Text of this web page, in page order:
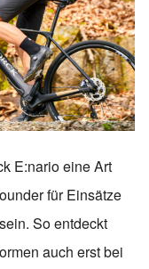
E:nario eine Art
für Einsätze
So entdeckt
auch erst bei